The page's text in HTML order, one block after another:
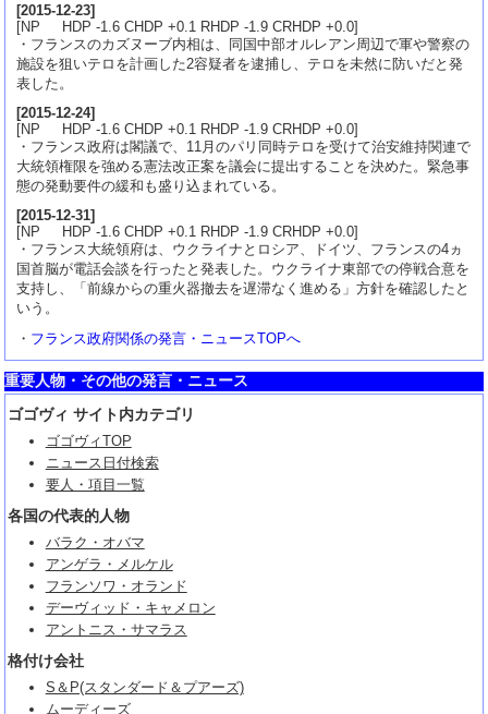
[2015-12-23]
[NP HDP -1.6 CHDP +0.1 RHDP -1.9 CRHDP +0.0]
・フランスのカズヌーブ内相は、同国中部オルレアン周辺で軍や警察の
施設を狙いテロを計画した2容疑者を逮捕し、テロを未然に防いだと発
表した。
[2015-12-24]
[NP HDP -1.6 CHDP +0.1 RHDP -1.9 CRHDP +0.0]
・フランス政府は閣議で、11月のパリ同時テロを受けて治安維持関連で
大統領権限を強める憲法改正案を議会に提出することを決めた。緊急事
態の発動要件の緩和も盛り込まれている。
[2015-12-31]
[NP HDP -1.6 CHDP +0.1 RHDP -1.9 CRHDP +0.0]
・フランス大統領府は、ウクライナとロシア、ドイツ、フランスの4ヵ
国首脳が電話会談を行ったと発表した。ウクライナ東部での停戦合意を
支持し、「前線からの重火器撤去を遅滞なく進める」方針を確認したと
いう。
・ フランス政府関係の発言・ニュースTOPへ
重要人物・その他の発言・ニュース
ゴゴヴィ サイト内カテゴリ
ゴゴヴィTOP
ニュース日付検索
要人・項目一覧
各国の代表的人物
バラク・オバマ
アンゲラ・メルケル
フランソワ・オランド
デーヴィッド・キャメロン
アントニス・サマラス
格付け会社
S＆P(スタンダード＆プアーズ)
ムーディーズ